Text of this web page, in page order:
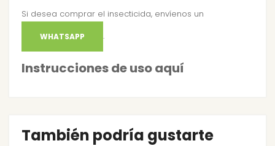
Si desea comprar el insecticida, envíenos un
WHATSAPP .
Instrucciones de uso aquí
También podría gustarte